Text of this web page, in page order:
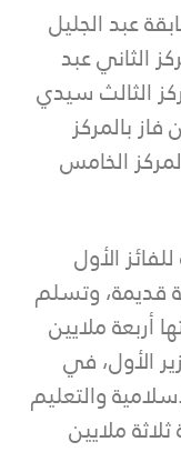
عبد الجليل
الثاني عبد
الثالث سيدي
بالمركز
الخامس
الأول
قديمة، وتسلم
أربعة ملايين
الأول، في
والتعليم
ثلاثة ملايين